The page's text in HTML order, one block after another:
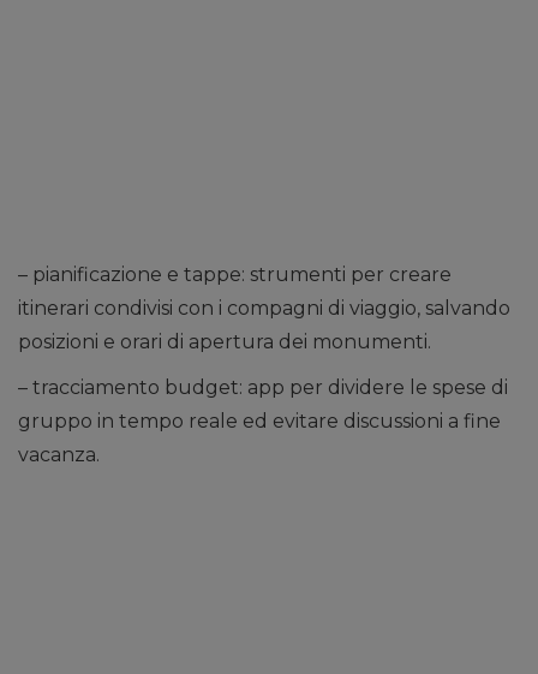
– pianificazione e tappe: strumenti per creare
itinerari condivisi con i compagni di viaggio, salvando
posizioni e orari di apertura dei monumenti.
– tracciamento budget: app per dividere le spese di
gruppo in tempo reale ed evitare discussioni a fine
vacanza.